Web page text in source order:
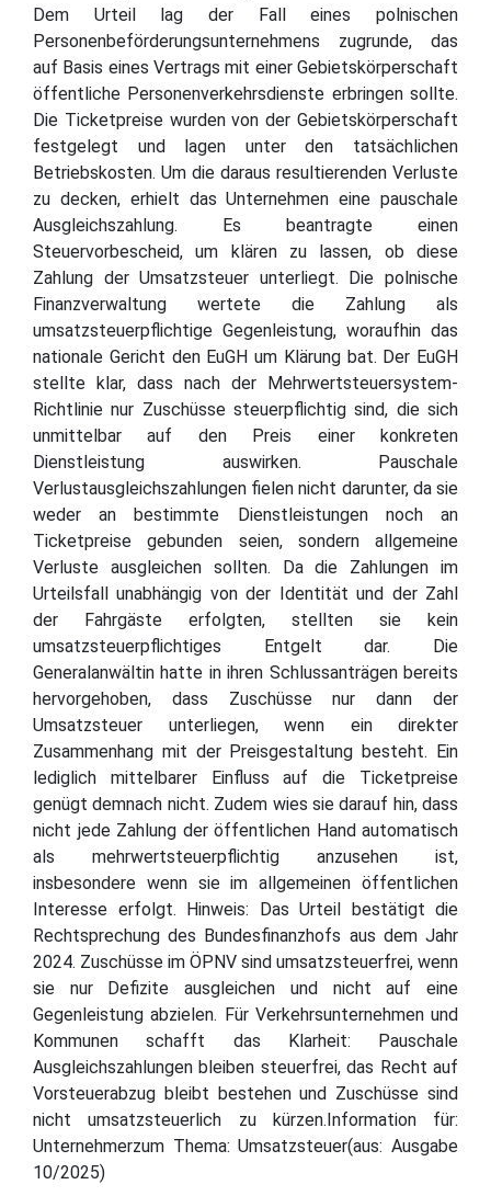
Dem Urteil lag der Fall eines polnischen
Personenbeförderungsunternehmens zugrunde, das
auf Basis eines Vertrags mit einer Gebietskörperschaft
öffentliche Personenverkehrsdienste erbringen sollte.
Die Ticketpreise wurden von der Gebietskörperschaft
festgelegt und lagen unter den tatsächlichen
Betriebskosten. Um die daraus resultierenden Verluste
zu decken, erhielt das Unternehmen eine pauschale
Ausgleichszahlung. Es beantragte einen
Steuervorbescheid, um klären zu lassen, ob diese
Zahlung der Umsatzsteuer unterliegt. Die polnische
Finanzverwaltung wertete die Zahlung als
umsatzsteuerpflichtige Gegenleistung, woraufhin das
nationale Gericht den EuGH um Klärung bat. Der EuGH
stellte klar, dass nach der Mehrwertsteuersystem-
Richtlinie nur Zuschüsse steuerpflichtig sind, die sich
unmittelbar auf den Preis einer konkreten
Dienstleistung auswirken. Pauschale
Verlustausgleichszahlungen fielen nicht darunter, da sie
weder an bestimmte Dienstleistungen noch an
Ticketpreise gebunden seien, sondern allgemeine
Verluste ausgleichen sollten. Da die Zahlungen im
Urteilsfall unabhängig von der Identität und der Zahl
der Fahrgäste erfolgten, stellten sie kein
umsatzsteuerpflichtiges Entgelt dar. Die
Generalanwältin hatte in ihren Schlussanträgen bereits
hervorgehoben, dass Zuschüsse nur dann der
Umsatzsteuer unterliegen, wenn ein direkter
Zusammenhang mit der Preisgestaltung besteht. Ein
lediglich mittelbarer Einfluss auf die Ticketpreise
genügt demnach nicht. Zudem wies sie darauf hin, dass
nicht jede Zahlung der öffentlichen Hand automatisch
als mehrwertsteuerpflichtig anzusehen ist,
insbesondere wenn sie im allgemeinen öffentlichen
Interesse erfolgt. Hinweis: Das Urteil bestätigt die
Rechtsprechung des Bundesfinanzhofs aus dem Jahr
2024. Zuschüsse im ÖPNV sind umsatzsteuerfrei, wenn
sie nur Defizite ausgleichen und nicht auf eine
Gegenleistung abzielen. Für Verkehrsunternehmen und
Kommunen schafft das Klarheit: Pauschale
Ausgleichszahlungen bleiben steuerfrei, das Recht auf
Vorsteuerabzug bleibt bestehen und Zuschüsse sind
nicht umsatzsteuerlich zu kürzen.Information für:
Unternehmerzum Thema: Umsatzsteuer(aus: Ausgabe
10/2025)